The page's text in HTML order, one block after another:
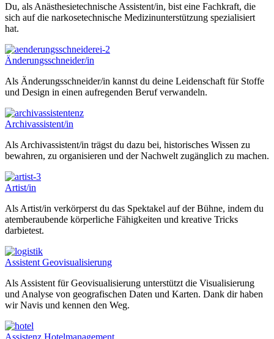
Du, als Anästhesietechnische Assistent/in, bist eine Fachkraft, die
sich auf die narkosetechnische Medizinunterstützung spezialisiert
hat.
Änderungsschneider/in
Als Änderungsschneider/in kannst du deine Leidenschaft für Stoffe
und Design in einen aufregenden Beruf verwandeln.
Archivassistent/in
Als Archivassistent/in trägst du dazu bei, historisches Wissen zu
bewahren, zu organisieren und der Nachwelt zugänglich zu machen.
Artist/in
Als Artist/in verkörperst du das Spektakel auf der Bühne, indem du
atemberaubende körperliche Fähigkeiten und kreative Tricks
darbietest.
Assistent Geovisualisierung
Als Assistent für Geovisualisierung unterstützt die Visualisierung
und Analyse von geografischen Daten und Karten. Dank dir haben
wir Navis und kennen den Weg.
Assistenz Hotelmanagement